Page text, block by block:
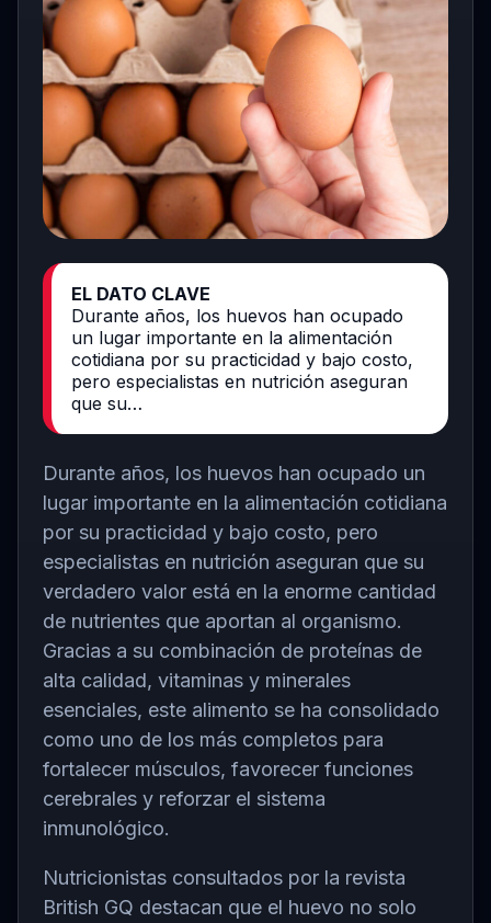
EL DATO CLAVE
Durante años, los huevos han ocupado
un lugar importante en la alimentación
cotidiana por su practicidad y bajo costo,
pero especialistas en nutrición aseguran
que su…
Durante años, los huevos han ocupado un
lugar importante en la alimentación cotidiana
por su practicidad y bajo costo, pero
especialistas en nutrición aseguran que su
verdadero valor está en la enorme cantidad
de nutrientes que aportan al organismo.
Gracias a su combinación de proteínas de
alta calidad, vitaminas y minerales
esenciales, este alimento se ha consolidado
como uno de los más completos para
fortalecer músculos, favorecer funciones
cerebrales y reforzar el sistema
inmunológico.
Nutricionistas consultados por la revista
British GQ destacan que el huevo no solo